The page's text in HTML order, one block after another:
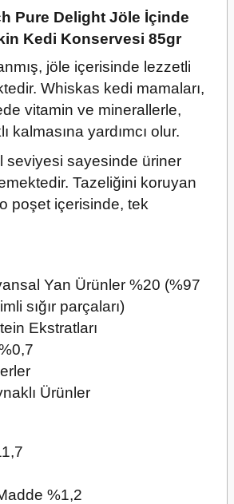
Pure Delight Jöle İçinde
Kedi Konservesi 85gr
jöle içerisinde lezzetli
Whiskas kedi mamaları,
vitamin ve minerallerle,
kalmasına yardımcı olur.
seviyesi sayesinde üriner
Tazeliğini koruyan
poşet içerisinde, tek
Yan Ürünler %20 (%97
sığır parçaları)
Ekstratları
Ürünler
%1,2